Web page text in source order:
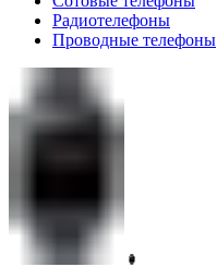
Радиотелефоны
Проводные телефоны